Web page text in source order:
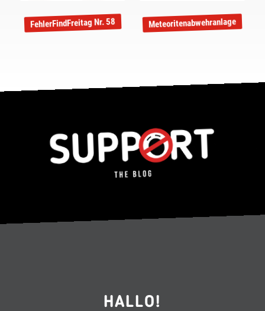
FehlerFindFreitag Nr. 58 Meteoritenabwehranlage
HALLO!